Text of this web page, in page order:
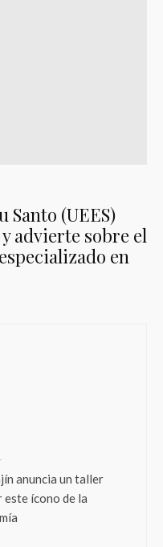
(UEES)
advierte sobre el
en
anuncia un taller
ícono de la